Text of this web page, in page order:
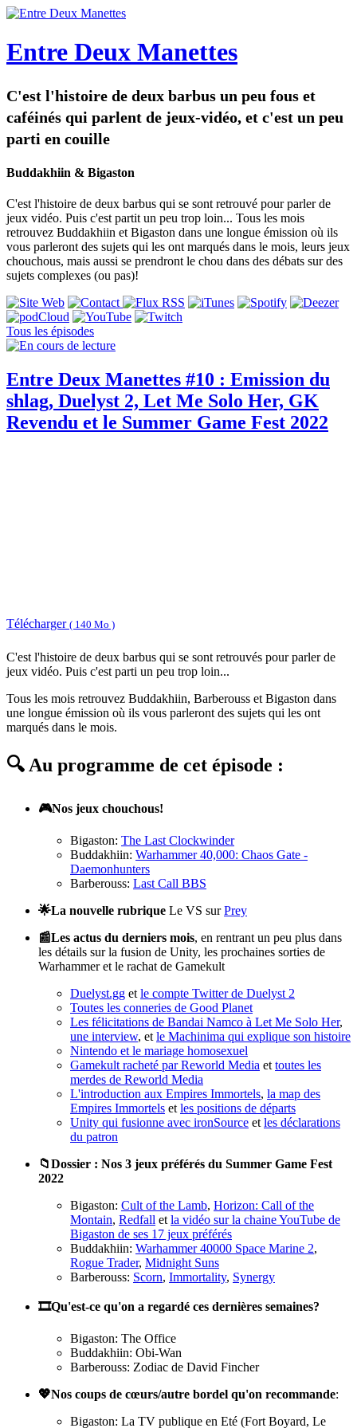
Entre Deux Manettes
C'est l'histoire de deux barbus un peu fous et
caféinés qui parlent de jeux-vidéo, et c'est un peu
parti en couille
Buddakhiin & Bigaston
C'est l'histoire de deux barbus qui se sont retrouvé pour parler de
jeux vidéo. Puis c'est partit un peu trop loin... Tous les mois
retrouvez Buddakhiin et Bigaston dans une longue émission où ils
vous parleront des sujets qui les ont marqués dans le mois, leurs jeux
chouchous, mais aussi se prendront le chou dans des débats sur des
sujets complexes (ou pas)!
Tous les épisodes
Entre Deux Manettes #10 : Emission du
shlag, Duelyst 2, Let Me Solo Her, GK
Revendu et le Summer Game Fest 2022
Télécharger ( 140 Mo )
C'est l'histoire de deux barbus qui se sont retrouvés pour parler de
jeux vidéo. Puis c'est parti un peu trop loin...
Tous les mois retrouvez Buddakhiin, Barberouss et Bigaston dans
une longue émission où ils vous parleront des sujets qui les ont
marqués dans le mois.
🔍 Au programme de cet épisode :
🎮Nos jeux chouchous!
Bigaston: The Last Clockwinder
Buddakhiin: Warhammer 40,000: Chaos Gate -
Daemonhunters
Barberouss: Last Call BBS
🌟La nouvelle rubrique Le VS surPrey
📰Les actus du derniers mois, en rentrant un peu plus dans
les détails sur la fusion de Unity, les prochaines sorties de
Warhammer et le rachat de Gamekult
Duelyst.gg et le compte Twitter de Duelyst 2
Toutes les conneries de Good Planet
Les félicitations de Bandai Namco à Let Me Solo Her,
une interview, et le Machinima qui explique son histoire
Nintendo et le mariage homosexuel
Gamekult racheté par Reworld Media et toutes les
merdes de Reworld Media
L'introduction aux Empires Immortels, la map des
Empires Immortels et les positions de départs
Unity qui fusionne avec ironSource et les déclarations
du patron
📁Dossier : Nos 3 jeux préférés du Summer Game Fest
2022
Bigaston: Cult of the Lamb, Horizon: Call of the
Montain, Redfall et la vidéo sur la chaine YouTube de
Bigaston de ses 17 jeux préférés
Buddakhiin: Warhammer 40000 Space Marine 2,
Rogue Trader, Midnight Suns
Barberouss: Scorn, Immortality, Synergy
🎞️Qu'est-ce qu'on a regardé ces dernières semaines?
Bigaston: The Office
Buddakhiin: Obi-Wan
Barberouss: Zodiac de David Fincher
💖Nos coups de cœurs/autre bordel qu'on recommande:
Bigaston: La TV publique en Eté (Fort Boyard, Le